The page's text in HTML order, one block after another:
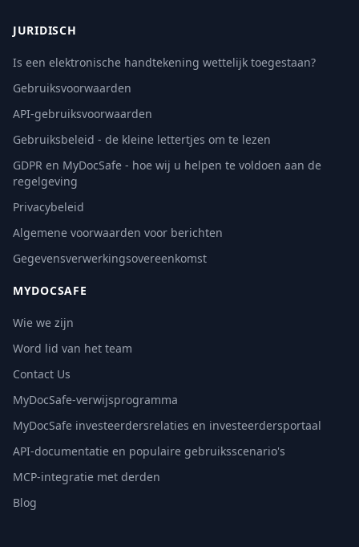
JURIDISCH
Is een elektronische handtekening wettelijk toegestaan?
Gebruiksvoorwaarden
API-gebruiksvoorwaarden
Gebruiksbeleid - de kleine lettertjes om te lezen
GDPR en MyDocSafe - hoe wij u helpen te voldoen aan de
regelgeving
Privacybeleid
Algemene voorwaarden voor berichten
Gegevensverwerkingsovereenkomst
MYDOCSAFE
Wie we zijn
Word lid van het team
Contact Us
MyDocSafe-verwijsprogramma
MyDocSafe investeerdersrelaties en investeerdersportaal
API-documentatie en populaire gebruiksscenario's
MCP-integratie met derden
Blog